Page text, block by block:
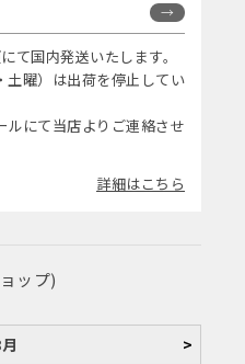
て国内発送いたします。
曜）は出荷を停止してい
にて当店よりご連絡させ
詳細はこちら
ップ)
>